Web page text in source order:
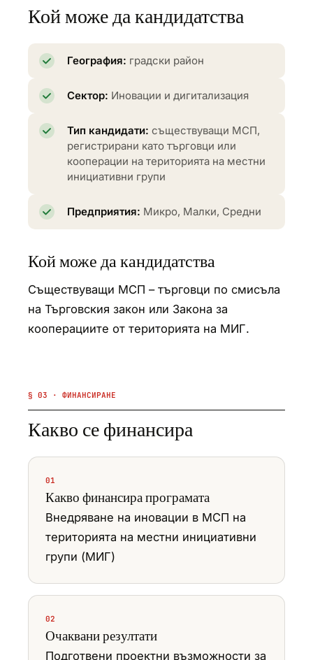
Кой може да кандидатства
География: градски район
Сектор: Иновации и дигитализация
Тип кандидати: съществуващи МСП,
регистрирани като търговци или
кооперации на територията на местни
инициативни групи
Предприятия: Микро, Малки, Средни
Кой може да кандидатства
Съществуващи МСП – търговци по смисъла
на Търговския закон или Закона за
кооперациите от територията на МИГ.
§ 03 · ФИНАНСИРАНЕ
Какво се финансира
01
Какво финансира програмата
Внедряване на иновации в МСП на
територията на местни инициативни
групи (МИГ)
02
Очаквани резултати
Подготвени проектни възможности за